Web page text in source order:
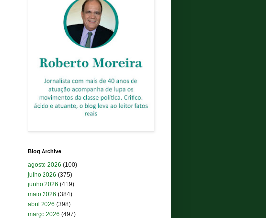
Blog Archive
agosto 2026 (100)
julho 2026 (375)
junho 2026 (419)
maio 2026 (384)
abril 2026 (398)
março 2026 (497)